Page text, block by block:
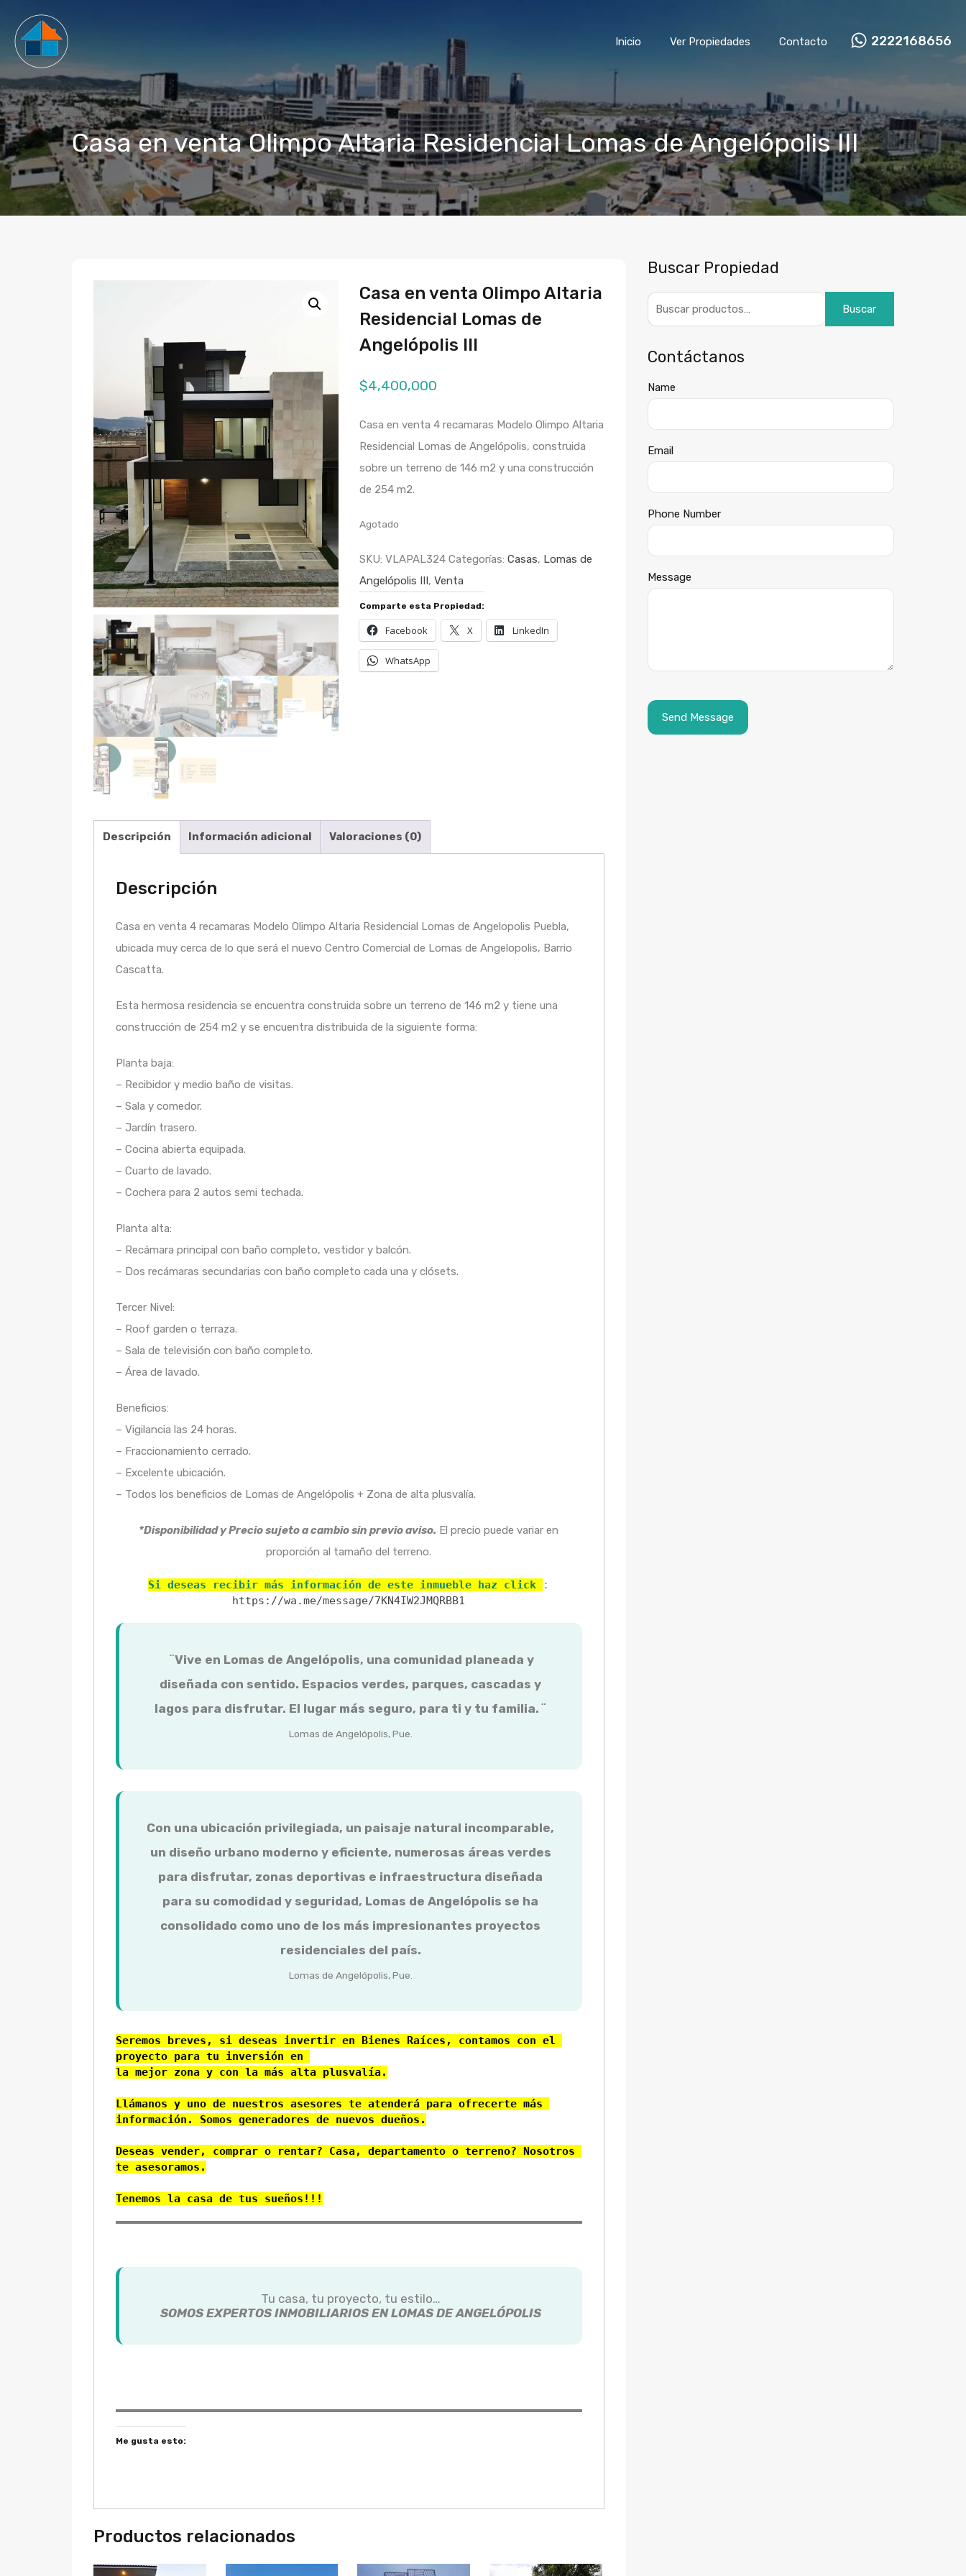
Inicio Ver Propiedades Contacto 2222168656
Casa en venta Olimpo Altaria Residencial Lomas de Angelópolis III
Casa en venta Olimpo Altaria
Residencial Lomas de
Angelópolis III
$4,400,000
Casa en venta 4 recamaras Modelo Olimpo Altaria
Residencial Lomas de Angelópolis, construida
sobre un terreno de 146 m2 y una construcción
de 254 m2.
Agotado
SKU: VLAPAL324 Categorías: Casas, Lomas de
Angelópolis III, Venta
Comparte esta Propiedad:
Facebook X LinkedIn
WhatsApp
Descripción Información adicional Valoraciones (0)
Descripción
Casa en venta 4 recamaras Modelo Olimpo Altaria Residencial Lomas de Angelopolis Puebla,
ubicada muy cerca de lo que será el nuevo Centro Comercial de Lomas de Angelopolis, Barrio
Cascatta.
Esta hermosa residencia se encuentra construida sobre un terreno de 146 m2 y tiene una
construcción de 254 m2 y se encuentra distribuida de la siguiente forma:
Planta baja:
– Recibidor y medio baño de visitas.
– Sala y comedor.
– Jardín trasero.
– Cocina abierta equipada.
– Cuarto de lavado.
– Cochera para 2 autos semi techada.
Planta alta:
– Recámara principal con baño completo, vestidor y balcón.
– Dos recámaras secundarias con baño completo cada una y clósets.
Tercer Nivel:
– Roof garden o terraza.
– Sala de televisión con baño completo.
– Área de lavado.
Beneficios:
– Vigilancia las 24 horas.
– Fraccionamiento cerrado.
– Excelente ubicación.
– Todos los beneficios de Lomas de Angelópolis + Zona de alta plusvalía.
*Disponibilidad y Precio sujeto a cambio sin previo aviso. El precio puede variar en
proporción al tamaño del terreno.
Si deseas recibir más información de este inmueble haz click
https://wa.me/message/7KN4IW2JMQRBB1
¨Vive en Lomas de Angelópolis, una comunidad planeada y
diseñada con sentido. Espacios verdes, parques, cascadas y
lagos para disfrutar. El lugar más seguro, para ti y tu familia. ¨
Lomas de Angelópolis, Pue.
Con una ubicación privilegiada, un paisaje natural incomparable,
un diseño urbano moderno y eficiente, numerosas áreas verdes
para disfrutar, zonas deportivas e infraestructura diseñada
para su comodidad y seguridad, Lomas de Angelópolis se ha
consolidado como uno de los más impresionantes proyectos
residenciales del país.
Lomas de Angelópolis, Pue.
Seremos breves, si deseas invertir en Bienes Raíces, contamos con el
proyecto para tu inversión en
la mejor zona y con la más alta plusvalía.
Llámanos y uno de nuestros asesores te atenderá para ofrecerte más
información. Somos generadores de nuevos dueños.
Deseas vender, comprar o rentar? Casa, departamento o terreno? Nosotros
te asesoramos.
Tenemos la casa de tus sueños!!!
Tu casa, tu proyecto, tu estilo…
SOMOS EXPERTOS INMOBILIARIOS EN LOMAS DE ANGELÓPOLIS
Me gusta esto:
Productos relacionados
Buscar Propiedad
Buscar
Contáctanos
Name
Email
Phone Number
Message